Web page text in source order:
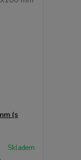
(s
Skladem